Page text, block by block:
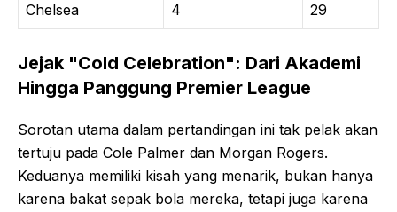
Chelsea 4 29
Jejak "Cold Celebration": Dari Akademi
Hingga Panggung Premier League
Sorotan utama dalam pertandingan ini tak pelak akan
tertuju pada Cole Palmer dan Morgan Rogers.
Keduanya memiliki kisah yang menarik, bukan hanya
karena bakat sepak bola mereka, tetapi juga karena